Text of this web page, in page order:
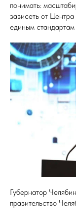
понимать:
зависеть от
единым
Губернатор
правительство